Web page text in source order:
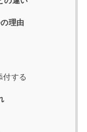
理由
付する